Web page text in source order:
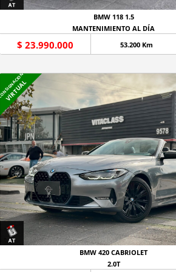
BMW 118 1.5
MANTENIMIENTO AL DÍA
$ 23.990.000 53.200 Km
CONSIGNACION
VIRTUAL
BMW 420 CABRIOLET
2.0T